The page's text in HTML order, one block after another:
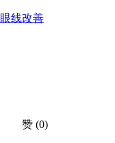
眼线改善
赞 (0)